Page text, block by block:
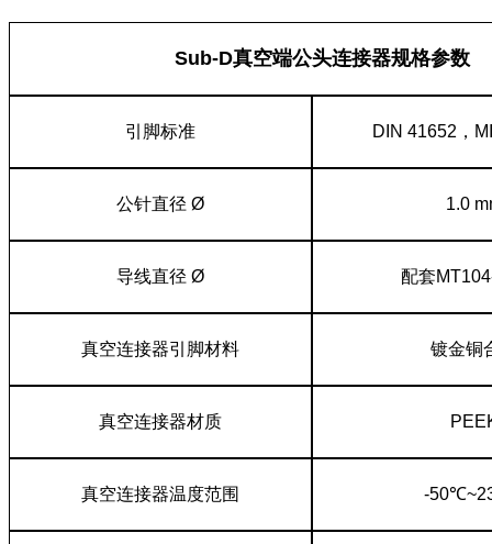
Sub-D真空端公头连接器规格参数
引脚标准 DIN 41652，
公针直径 Ø 1.0
导线直径 Ø 配套
真空连接器引脚材料 镀金铜
真空连接器材质
真空连接器温度范围 -